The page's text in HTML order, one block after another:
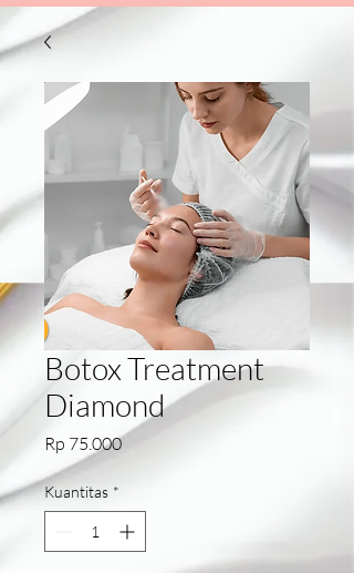
Botox Treatment
Diamond
Rp 75.000Harga
Kuantitas *